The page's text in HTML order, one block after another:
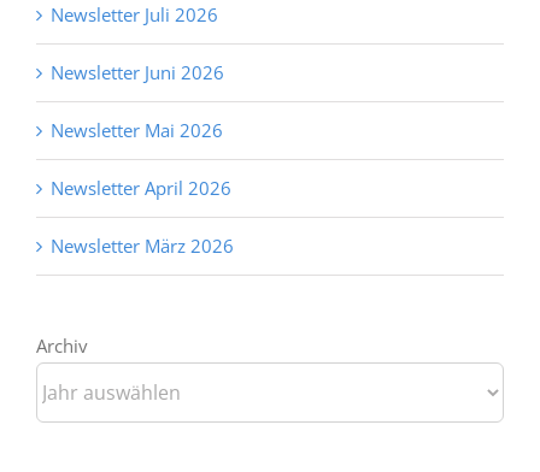
Newsletter Juli 2026
Newsletter Juni 2026
Newsletter Mai 2026
Newsletter April 2026
Newsletter März 2026
Archiv